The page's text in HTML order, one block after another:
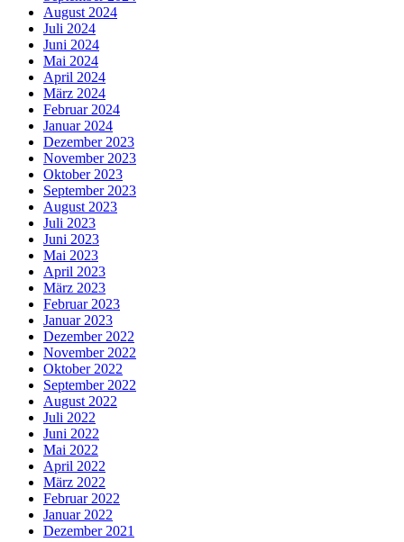
August 2024
Juli 2024
Juni 2024
Mai 2024
April 2024
März 2024
Februar 2024
Januar 2024
Dezember 2023
November 2023
Oktober 2023
September 2023
August 2023
Juli 2023
Juni 2023
Mai 2023
April 2023
März 2023
Februar 2023
Januar 2023
Dezember 2022
November 2022
Oktober 2022
September 2022
August 2022
Juli 2022
Juni 2022
Mai 2022
April 2022
März 2022
Februar 2022
Januar 2022
Dezember 2021